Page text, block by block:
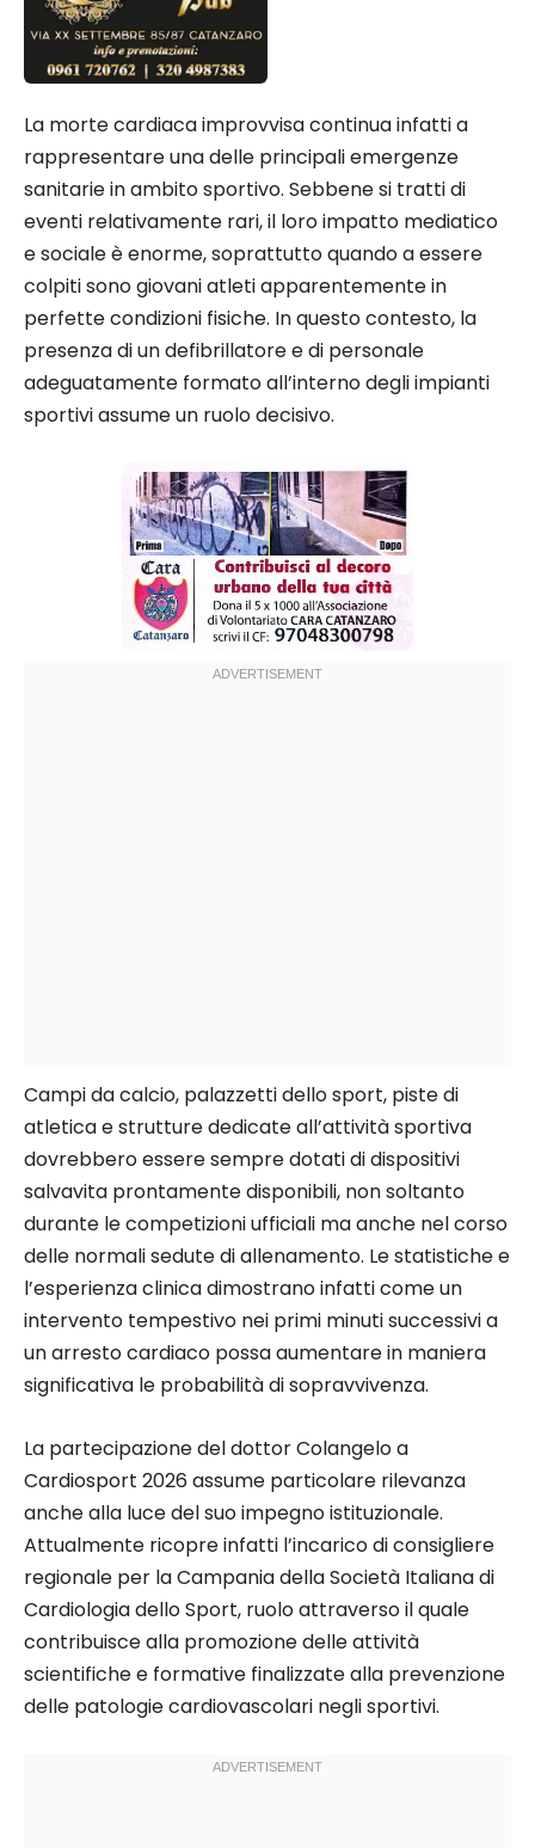
La morte cardiaca improvvisa continua infatti a
rappresentare una delle principali emergenze
sanitarie in ambito sportivo. Sebbene si tratti di
eventi relativamente rari, il loro impatto mediatico
e sociale è enorme, soprattutto quando a essere
colpiti sono giovani atleti apparentemente in
perfette condizioni fisiche. In questo contesto, la
presenza di un defibrillatore e di personale
adeguatamente formato all’interno degli impianti
sportivi assume un ruolo decisivo.
Campi da calcio, palazzetti dello sport, piste di
atletica e strutture dedicate all’attività sportiva
dovrebbero essere sempre dotati di dispositivi
salvavita prontamente disponibili, non soltanto
durante le competizioni ufficiali ma anche nel corso
delle normali sedute di allenamento. Le statistiche e
l’esperienza clinica dimostrano infatti come un
intervento tempestivo nei primi minuti successivi a
un arresto cardiaco possa aumentare in maniera
significativa le probabilità di sopravvivenza.
La partecipazione del dottor Colangelo a
Cardiosport 2026 assume particolare rilevanza
anche alla luce del suo impegno istituzionale.
Attualmente ricopre infatti l’incarico di consigliere
regionale per la Campania della Società Italiana di
Cardiologia dello Sport, ruolo attraverso il quale
contribuisce alla promozione delle attività
scientifiche e formative finalizzate alla prevenzione
delle patologie cardiovascolari negli sportivi.